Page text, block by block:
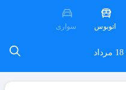
اتوبوس سواری